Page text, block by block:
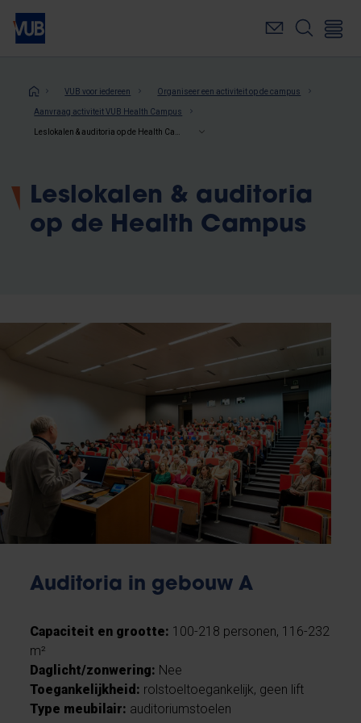
Overslaan
naar
inhoudKruimelpad
VUB voor iedereen Organiseer een activiteit op de campus
Aanvraag activiteit VUB Health Campus
Leslokalen & auditoria
op de Health Campus
Auditoria in gebouw A
Capaciteit en grootte: 100-218 personen, 116-232
m²
Daglicht/zonwering: Nee
Toegankelijkheid: rolstoeltoegankelijk, geen lift
Type meubilair: auditoriumstoelen